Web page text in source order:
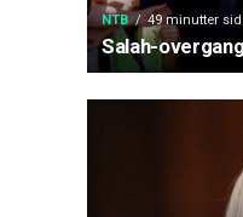
NTB 49 minutter
Salah-